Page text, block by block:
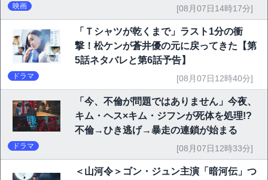
映画 [08月07日14時17分]
「Ｔシャツが乾くまで」ラスト1分の衝
撃！松ケンが蒼井優の元に戻ってきた【第
5話ネタバレと第6話予告】
ドラマ [08月07日12時40分]
「今、不倫が問題ではありません」今夜、
キム・ヘス×キム・ジフンが死体を処理!?
不倫→ひき逃げ→暴走の連鎖が始まる
ドラマ [08月07日12時33分]
＜山河令＞ゴン・ジュン主演「暗河伝」つ